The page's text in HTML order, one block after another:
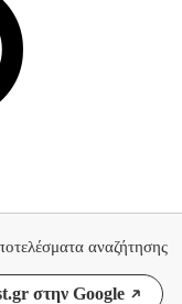
αναζήτησης
στην Google